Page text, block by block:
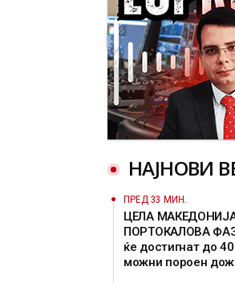
НАЈНОВИ
ПРЕД 33 МИН.
ЦЕЛА
ПОРТОКАЛОВА
ќе достигнат до
можни пороен